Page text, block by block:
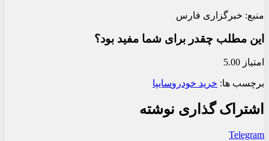
منبع: خبرگزاری فارس
این مطلب چقدر برای شما مفید بود؟
امتیاز 5.00
برچسب ها: خرید خودروسایپا
اشتراک گذاری نوشته
Telegram